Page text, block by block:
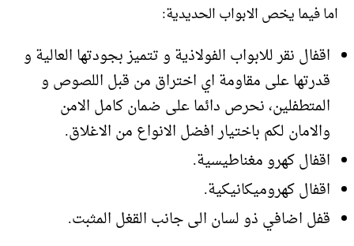
اما فيما يخص الابواب الحديدية:
اقفال نقر للابواب الفولاذية و تتميز بجودتها العالية و
قدرتها على مقاومة اي اختراق من قبل اللصوص و
المتطفلين، نحرص دائما على ضمان كامل الامن
والامان لكم باختيار افضل الانواع من الاغلاق.
اقفال كهرو مغناطيسية.
اقفال كهروميكانيكية.
قفل اضافي ذو لسان الى جانب القغل المثبت.